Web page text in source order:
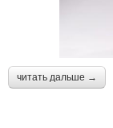
читать дальше →